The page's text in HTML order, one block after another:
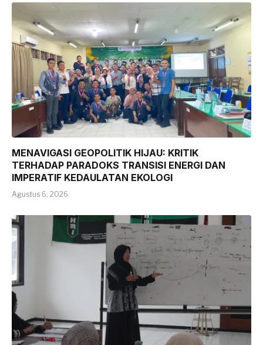
MENAVIGASI GEOPOLITIK HIJAU: KRITIK
TERHADAP PARADOKS TRANSISI ENERGI DAN
IMPERATIF KEDAULATAN EKOLOGI
Agustus 6, 2026